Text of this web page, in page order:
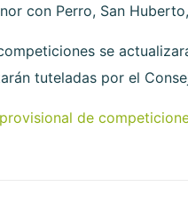
con Perro, San
se
tuteladas por el
de